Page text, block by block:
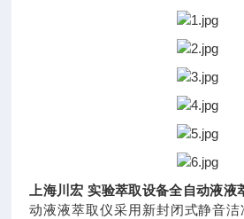
上海川宏 实验萃取设备全自动液液
动液液萃取仪采用新封闭式静音